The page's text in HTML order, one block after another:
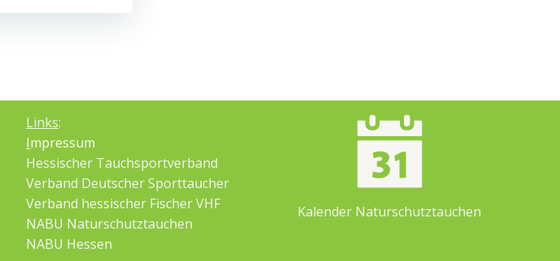
Links:
Impressum
Hessischer Tauchsportverband
Verband Deutscher Sporttaucher
Verband hessischer Fischer VHF
NABU Naturschutztauchen
NABU Hessen
Kalender Naturschutztauchen